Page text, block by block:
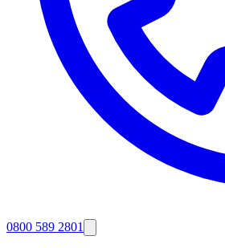
0800 589 2801